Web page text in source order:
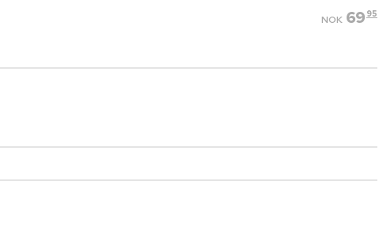
NOK 69 95